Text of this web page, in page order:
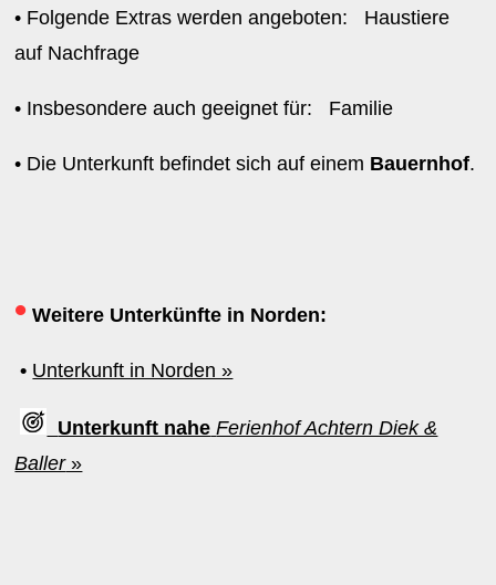
• Folgende Extras werden angeboten: Haustiere
auf Nachfrage
• Insbesondere auch geeignet für: Familie
• Die Unterkunft befindet sich auf einem Bauernhof.
• Weitere Unterkünfte in Norden:
• Unterkunft in Norden »
Unterkunft nahe Ferienhof Achtern Diek &
Baller»